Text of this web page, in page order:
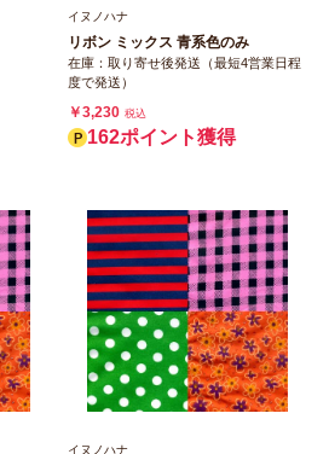
イヌノハナ
リボン ミックス 青系色のみ
在庫：取り寄せ後発送（最短4営業日程
度で発送）
￥3,230 税込
162ポイント獲得
イヌノハナ